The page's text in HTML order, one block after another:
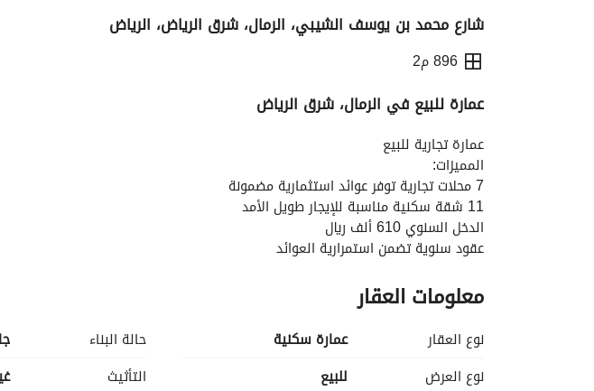
شارع محمد بن يوسف الشيبي، الرمال، شرق الرياض، الرياض
896 م2
التفاصيل
عمارة للبيع في الرمال، شرق الرياض
عمارة تجارية للبيع
المميزات:
7 محلات تجارية توفر عوائد استثمارية مضمونة
11 شقة سكنية مناسبة للإيجار طويل الأمد
الدخل السنوي 610 ألف ريال
عقود سنوية تضمن استمرارية العوائد
شارع بعرض 36 متر يضمن
موقع استراتيجي قريب من طريق الأمير محمد بن سلمان وطريق الدمام
إمكانية التوسع بمساحة كبيرة توفر فرص لتطوير المشاريع المستقبلية
معلومات العقار
نوع العقار
عمارة سكنية
نوع العرض
للبيع
حالة البناء
التأثيث